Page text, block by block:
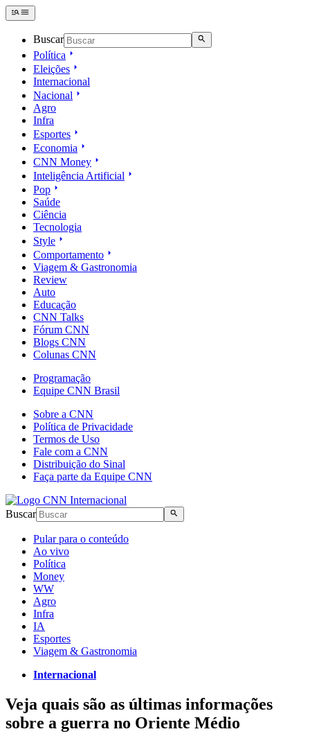
Buscar
Política
Eleições
Internacional
Nacional
Agro
Infra
Esportes
Economia
CNN Money
Inteligência Artificial
Pop
Saúde
Ciência
Tecnologia
Style
Comportamento
Viagem & Gastronomia
Review
Auto
Educação
CNN Talks
Fórum CNN
Blogs CNN
Colunas CNN
Programação
Equipe CNN Brasil
Sobre a CNN
Política de Privacidade
Termos de Uso
Fale com a CNN
Distribuição do Sinal
Faça parte da Equipe CNN
Buscar
Pular para o conteúdo
Ao vivo
Política
Money
WW
Agro
Infra
IA
Esportes
Viagem & Gastronomia
Internacional
Veja quais são as últimas informações
sobre a guerra no Oriente Médio